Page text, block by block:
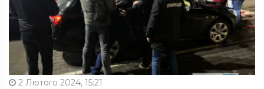
2 Лютого 2024, 15:21